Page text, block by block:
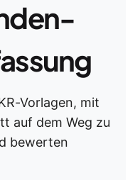
Vorlagen, mit
auf dem Weg zu
bewerten